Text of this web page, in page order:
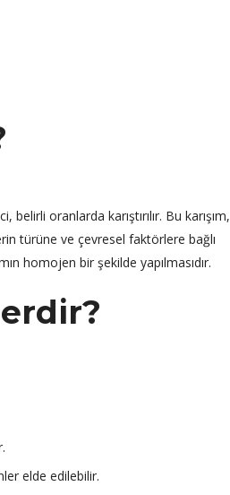
oranlarda karıştırılır. Bu karışım,
türüne ve çevresel faktörlere bağlı
homojen bir şekilde yapılmasıdır.
elde edilebilir.